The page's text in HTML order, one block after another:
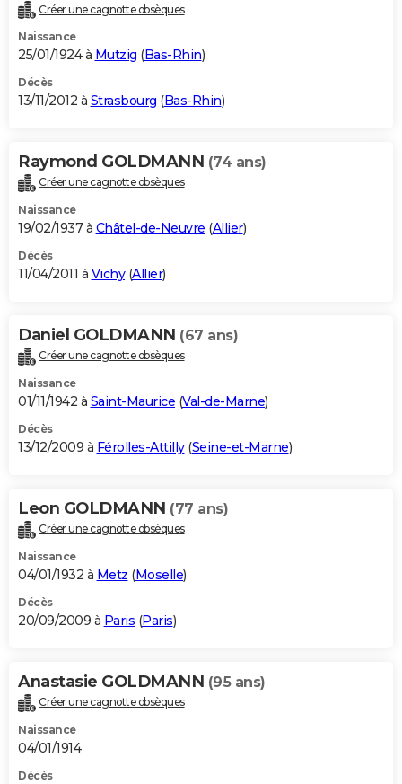
Créer une cagnotte obsèques
Naissance
25/01/1924 à Mutzig (Bas-Rhin)
Décès
13/11/2012 à Strasbourg (Bas-Rhin)
Raymond GOLDMANN (74 ans)
Créer une cagnotte obsèques
Naissance
19/02/1937 à Châtel-de-Neuvre (Allier)
Décès
11/04/2011 à Vichy(Allier)
Daniel GOLDMANN (67 ans)
Créer une cagnotte obsèques
Naissance
01/11/1942 à Saint-Maurice (Val-de-Marne)
Décès
13/12/2009 à Férolles-Attilly(Seine-et-Marne)
Leon GOLDMANN (77 ans)
Créer une cagnotte obsèques
Naissance
04/01/1932 à Metz (Moselle)
Décès
20/09/2009 à Paris (Paris)
Anastasie GOLDMANN (95 ans)
Créer une cagnotte obsèques
Naissance
04/01/1914
Décès